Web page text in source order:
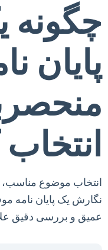
پایان
انتخاب موضوع مناسب،
نگارش یک پایان نامه
عمیق و بررسی دقیق